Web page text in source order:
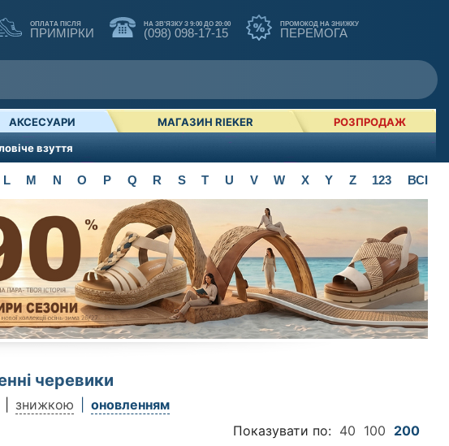
ОПЛАТА ПІСЛЯ
ПРИМІРКИ
НА ЗВ'ЯЗКУ З 9:00 ДО 20:00
(098) 098-17-15
ПРОМОКОД НА ЗНИЖКУ
ПЕРЕМОГА
взуття
АКСЕСУАРИ МАГАЗИН RIEKER РОЗПРОДАЖ
черевики
знижкою
оновленням
Показувати по: 40 100 200
L M N O P Q R S T U V W X Y Z 123 ВСІ